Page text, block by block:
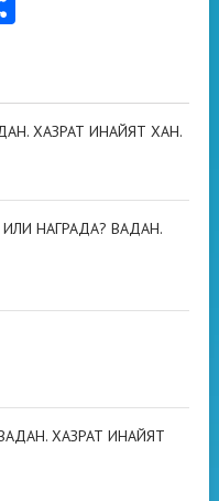
ХАЗРАТ ИНАЙЯТ ХАН.
НАГРАДА? ВАДАН.
ХАЗРАТ ИНАЙЯТ